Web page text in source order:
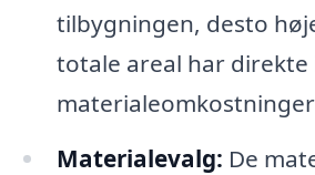
tilbygningen, desto
totale areal har direkte
Materialevalg: De